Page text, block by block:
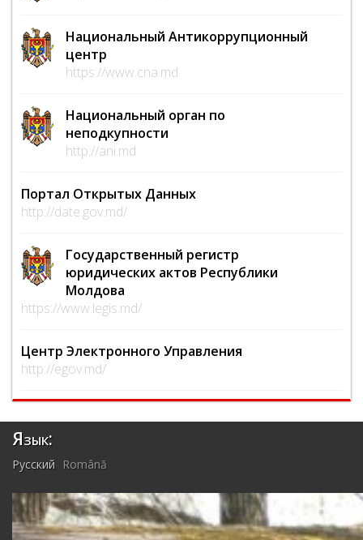
Национальный Антикоррупционный
центр
https://www.cna.md
Национальный орган по
неподкупности
http://ani.md
Портал Открытых Данных
http://date.gov.md/
Государственный регистр
юридических актов Республики
Молдова
https://www.legis.md/
Центр Электронного Управления
http://egov.md/
Язык:
Русский Română